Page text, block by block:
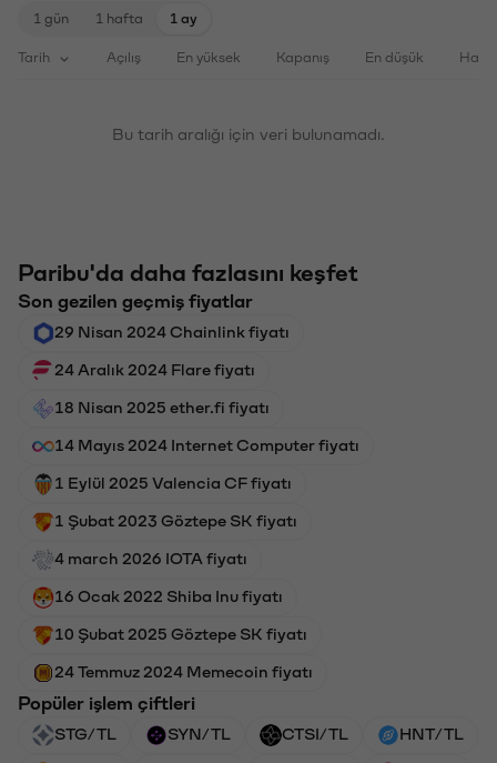
1 gün 1 hafta 1 ay
Tarih Açılış En yüksek Kapanış En düşük
Bu tarih aralığı için veri bulunamadı.
Paribu'da daha fazlasını keşfet
Son gezilen geçmiş fiyatlar
29 Nisan 2024 Chainlink fiyatı
24 Aralık 2024 Flare fiyatı
18 Nisan 2025 ether.fi fiyatı
14 Mayıs 2024 Internet Computer fiyatı
1 Eylül 2025 Valencia CF fiyatı
1 Şubat 2023 Göztepe SK fiyatı
4 march 2026 IOTA fiyatı
16 Ocak 2022 Shiba Inu fiyatı
10 Şubat 2025 Göztepe SK fiyatı
24 Temmuz 2024 Memecoin fiyatı
Popüler işlem çiftleri
STG/TL SYN/TL CTSI/TL HNT/TL